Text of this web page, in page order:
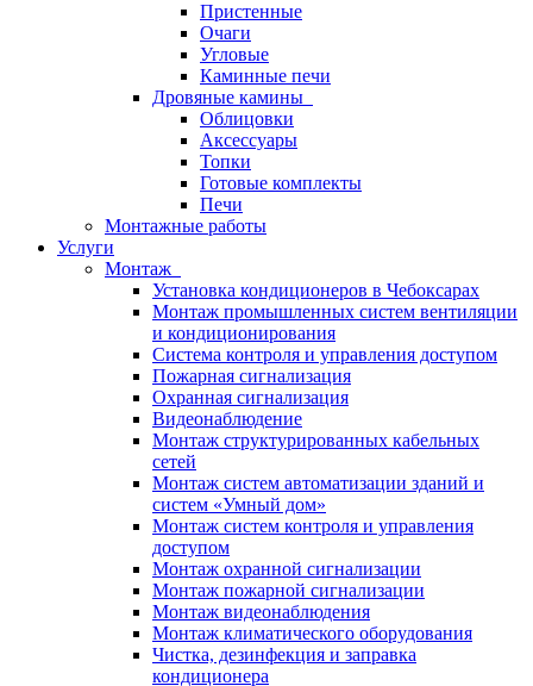
Пристенные
Очаги
Угловые
Каминные печи
Дровяные камины
Облицовки
Аксессуары
Топки
Готовые комплекты
Печи
Монтажные работы
Услуги
Монтаж
Установка кондиционеров в Чебоксарах
Монтаж промышленных систем вентиляции
и кондиционирования
Система контроля и управления доступом
Пожарная сигнализация
Охранная сигнализация
Видеонаблюдение
Монтаж структурированных кабельных
сетей
Монтаж систем автоматизации зданий и
систем «Умный дом»
Монтаж систем контроля и управления
доступом
Монтаж охранной сигнализации
Монтаж пожарной сигнализации
Монтаж видеонаблюдения
Монтаж климатического оборудования
Чистка, дезинфекция и заправка
кондиционера